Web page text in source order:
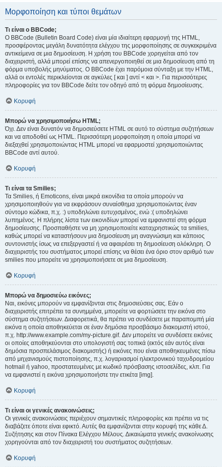
Μορφοποίηση και τύποι θεμάτων
Τι είναι ο BBCode;
Ο BBCode (Bulletin Board Code) είναι μία ιδιαίτερη εφαρμογή της HTML,
προσφέροντας μεγάλη δυνατότητα ελέγχου της μορφοποίησης σε συγκεκριμένα
αντικείμενα σε μια δημοσίευση. Η χρήση του BBCode χορηγείται από τον
διαχειριστή, αλλά μπορεί επίσης να απενεργοποιηθεί σε μια δημοσίευση από τη
φόρμα υποβολής μηνύματος. Ο BBCode έχει παρόμοια σύνταξη με την HTML,
αλλά οι εντολές περικλείονται σε αγκύλες [ και ] αντί < και >. Για περισσότερες
πληροφορίες για τον BBCode δείτε τον οδηγό από τη φόρμα δημοσίευσης.
Κορυφή
Μπορώ να χρησιμοποιήσω HTML;
Όχι. Δεν είναι δυνατόν να δημοσιεύσετε HTML σε αυτό το σύστημα συζητήσεων
και να αποδοθεί ως HTML. Περισσότερη μορφοποίηση η οποία μπορεί να
διεξαχθεί χρησιμοποιώντας HTML μπορεί να εφαρμοστεί χρησιμοποιώντας
BBCode αντί αυτού.
Κορυφή
Τι είναι τα Smilies;
Τα Smilies, ή Emoticons, είναι μικρά εικονίδια τα οποία μπορούν να
χρησιμοποιηθούν για να εκφράσουν συναίσθημα χρησιμοποιώντας έναν
σύντομο κώδικα, π.χ. :) υποδηλώνει ευτυχισμένος, ενώ :( υποδηλώνει
λυπημένος. Η πλήρης λίστα των εικονιδίων μπορεί να εμφανιστεί στη φόρμα
δημοσίευσης. Προσπαθήστε να μη χρησιμοποιείτε καταχρηστικώς τα smilies,
καθώς μπορεί να καταστήσουν μια δημοσίευση μη αναγνώσιμη και κάποιος
συντονιστής ίσως να επεξεργαστεί ή να αφαιρέσει τη δημοσίευση ολόκληρη. Ο
διαχειριστής του συστήματος μπορεί επίσης να θέσει ένα όριο στον αριθμό των
smilies που μπορείτε να χρησιμοποιήσετε σε μια δημοσίευση.
Κορυφή
Μπορώ να δημοσιεύω εικόνες;
Ναι, εικόνες μπορούν να εμφανίζονται στις δημοσιεύσεις σας. Εάν ο
διαχειριστής επιτρέπει τα συνημμένα, μπορείτε να φορτώσετε την εικόνα στο
σύστημα συζητήσεων. Διαφορετικά, θα πρέπει να συνδέσετε με παραπομπή μία
εικόνα η οποία αποθηκεύεται σε έναν δημόσια προσβάσιμο διακομιστή ιστού,
π.χ. http://www.example.com/my-picture.gif. Δεν μπορείτε να συνδέσετε εικόνες
οι οποίες αποθηκεύονται στο υπολογιστή σας τοπικά (εκτός εάν αυτός είναι
δημόσια προσπελάσιμος διακομιστής) ή εικόνες που είναι αποθηκευμένες πίσω
από μηχανισμούς πιστοποίησης, π.χ. λογαριασμοί ηλεκτρονικού ταχυδρομείου
hotmail ή yahoo, προστατευμένες με κωδικό πρόσβασης ιστοσελίδες, κλπ. Για
να εμφανιστεί η εικόνα χρησιμοποιήστε την ετικέτα [img].
Κορυφή
Τι είναι οι γενικές ανακοινώσεις;
Οι γενικές ανακοινώσεις περιέχουν σημαντικές πληροφορίες και πρέπει να τις
διαβάζετε όποτε είναι εφικτό. Αυτές θα εμφανίζονται στην κορυφή της κάθε Δ.
Συζήτησης και στον Πίνακα Ελέγχου Μέλους. Δικαιώματα γενικής ανακοίνωσης
χορηγούνται από τον διαχειριστή του συστήματος συζητήσεων.
Κορυφή